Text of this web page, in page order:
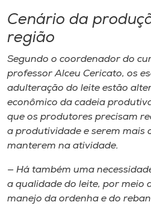
Cenário da
região
Segundo o coordenador do
professor Alceu Cericato, os
adulteração do leite estão
econômico da cadeia
que os produtores precisam
a produtividade e serem mais
manterem na atividade.
— Há também uma
a qualidade do leite, por meio
manejo da ordenha e do